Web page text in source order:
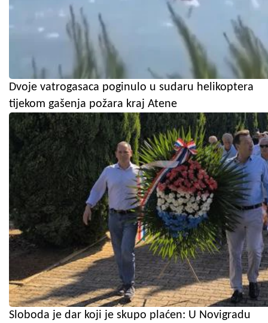
Dvoje vatrogasaca poginulo u sudaru helikoptera
tijekom gašenja požara kraj Atene
Sloboda je dar koji je skupo plaćen: U Novigradu